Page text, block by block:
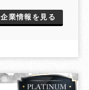
企業情報を見る